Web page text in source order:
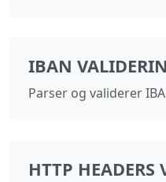
IBAN
Parser og validerer
HTTP HEADERS